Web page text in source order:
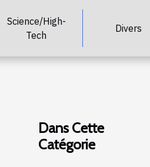
Science/High-
Tech
Divers
Dans Cette
Catégorie